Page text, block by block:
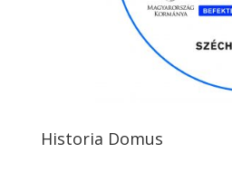
Historia Domus